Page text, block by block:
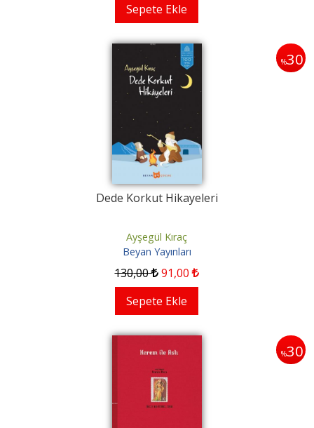
Sepete Ekle
%30
Dede Korkut Hikayeleri
Ayşegül Kıraç
Beyan Yayınları
130,00 91,00
Sepete Ekle
%30